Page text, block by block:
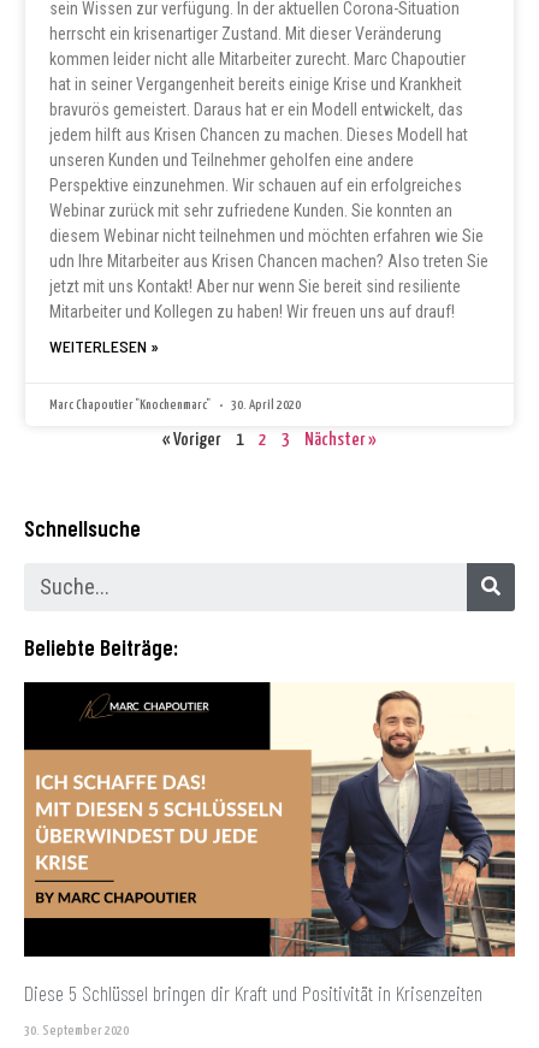
sein Wissen zur verfügung. In der aktuellen Corona-Situation
herrscht ein krisenartiger Zustand. Mit dieser Veränderung
kommen leider nicht alle Mitarbeiter zurecht. Marc Chapoutier
hat in seiner Vergangenheit bereits einige Krise und Krankheit
bravurös gemeistert. Daraus hat er ein Modell entwickelt, das
jedem hilft aus Krisen Chancen zu machen. Dieses Modell hat
unseren Kunden und Teilnehmer geholfen eine andere
Perspektive einzunehmen. Wir schauen auf ein erfolgreiches
Webinar zurück mit sehr zufriedene Kunden. Sie konnten an
diesem Webinar nicht teilnehmen und möchten erfahren wie Sie
udn Ihre Mitarbeiter aus Krisen Chancen machen? Also treten Sie
jetzt mit uns Kontakt! Aber nur wenn Sie bereit sind resiliente
Mitarbeiter und Kollegen zu haben! Wir freuen uns auf drauf!
WEITERLESEN »
Marc Chapoutier "Knochenmarc" 30. April 2020
« Voriger 1 2 3 Nächster »
Schnellsuche
Beliebte Beiträge:
Diese 5 Schlüssel bringen dir Kraft und Positivität in Krisenzeiten
30. September 2020